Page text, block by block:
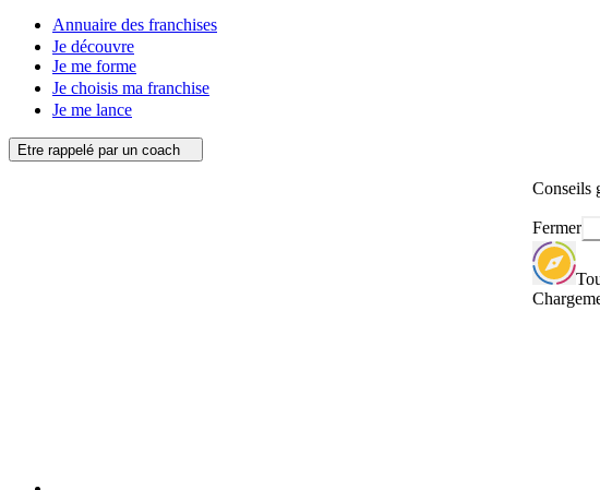
Annuaire des franchises
Je découvre
Je me forme
Je choisis ma franchise
Je me lance
Etre rappelé par un coach
Conseils
Fermer